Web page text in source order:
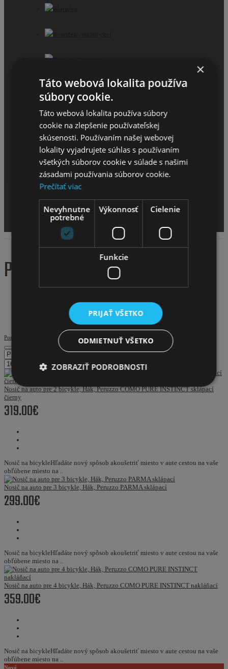
Košíky na bicykel
Športtestery a computery
Svetlá na bicykel
Cyklistické zrkadlá
Stojany na bicykel
Zámky na bicykel
PERUZZO
Porovnať výrobok (0)
Nosič na auto pre 2 bicykle, Hák, Peruzzo COMO PURE INSTINCT sklápací
čierny
319.00€
Nosič na bicykleHľadáte nový spôsob akoušetriť miesto v aute cestou na vaše
obľúbene miesto na ..
Nosič na auto pre 3 bicykle, Hák, Peruzzo PARMA sklápací
299.00€
Nosič na bicykleHľadáte nový spôsob akoušetriť miesto v aute cestou na vaše
obľúbene miesto na ..
Nosič na auto pre 4 bicykle, Hák, Peruzzo COMO PURE INSTINCT nakláňací
359.00€
Nosič na bicykleHľadáte nový spôsob akoušetriť miesto v aute cestou na vaše
obľúbene miesto na ..
Nové
×
Táto webová lokalita používa
súbory cookie.
Táto webová lokalita používa súbory
cookie na zlepšenie používateľskej
skúsenosti. Používaním našej webovej
lokality vyjadrujete súhlas s používaním
všetkých súborov cookie v súlade s našimi
zásadami používania súborov cookie.
Prečítať viac
Nevyhnutne
potrebné
Výkonnosť Cielenie
Funkcie
PRIJAŤ VŠETKO
ODMIETNUŤ VŠETKO
ZOBRAZIŤ PODROBNOSTI